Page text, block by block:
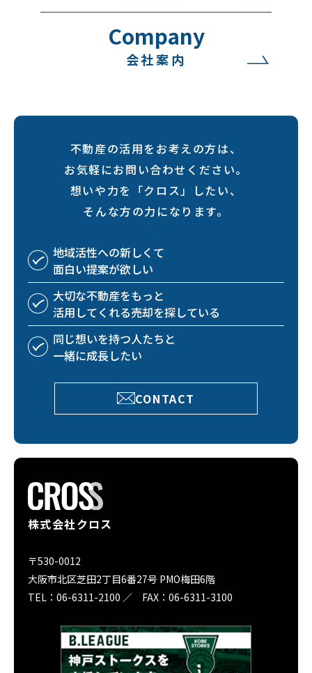
Company
会社案内
不動産の活用をお考えの方は、
お気軽にお問い合わせください。
想いや力を「クロス」したい、
そんな方の力になります。
地域活性への新しくて
面白い提案が欲しい
大切な不動産をもっと
活用してくれる売却を探している
同じ想いを持つ人たちと
一緒に成長したい
CONTACT
株式会社クロス
〒530-0012
大阪市北区芝田2丁目6番27号 PMO梅田6階
TEL：06-6311-2100 ／ FAX：06-6311-3100